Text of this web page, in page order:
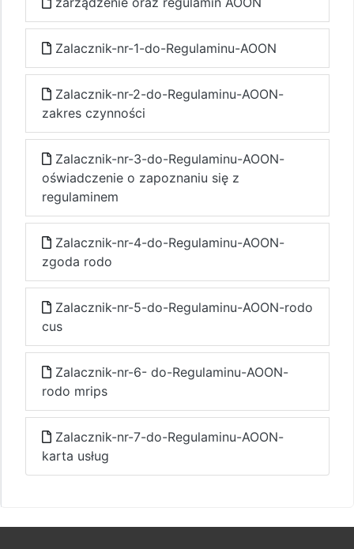
Zalacznik-nr-1-do-Regulaminu-AOON
Zalacznik-nr-2-do-Regulaminu-AOON-
zakres czynności
Zalacznik-nr-3-do-Regulaminu-AOON-
oświadczenie o zapoznaniu się z
regulaminem
Zalacznik-nr-4-do-Regulaminu-AOON-
zgoda rodo
Zalacznik-nr-5-do-Regulaminu-AOON-rodo
cus
Zalacznik-nr-6- do-Regulaminu-AOON-
rodo mrips
Zalacznik-nr-7-do-Regulaminu-AOON-
karta usług